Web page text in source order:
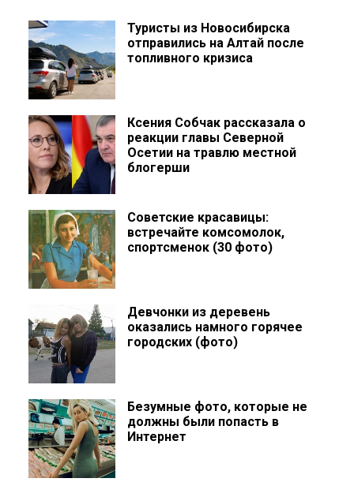
Туристы из Новосибирска
отправились на Алтай после
топливного кризиса
Ксения Собчак рассказала о
реакции главы Северной
Осетии на травлю местной
блогерши
Советские красавицы:
встречайте комсомолок,
спортсменок (30 фото)
Девчонки из деревень
оказались намного горячее
городских (фото)
Безумные фото, которые не
должны были попасть в
Интернет